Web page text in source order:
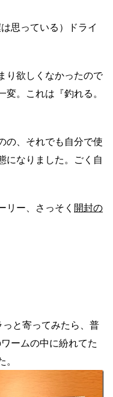
思っている）ドライ
り欲しくなかったので
。これは『釣れる。
の、それでも自分で使
になりました。ごく自
リー、さっそく 開封の
っと寄ってみたら、普
ームの中に紛れてた